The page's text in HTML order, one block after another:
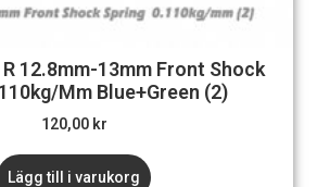
R 12.8mm-13mm Front Shock
mm Blue+Green (2)
120,00 kr
Lägg till i varukorg